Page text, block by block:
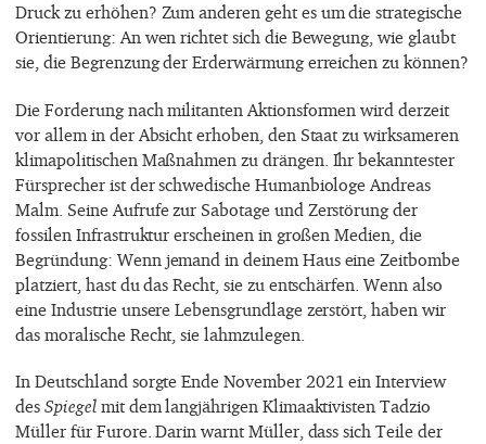
Druck zu erhöhen? Zum anderen geht es um die strategische
Orientierung: An wen richtet sich die Bewegung, wie glaubt
sie, die Begrenzung der Erderwärmung erreichen zu können?
Die Forderung nach militanten Aktionsformen wird derzeit
vor allem in der Absicht erhoben, den Staat zu wirksameren
klimapolitischen Maßnahmen zu drängen. Ihr bekanntester
Fürsprecher ist der schwedische Humanbiologe Andreas
Malm. Seine Aufrufe zur Sabotage und Zerstörung der
fossilen Infrastruktur erscheinen in großen Medien, die
Begründung: Wenn jemand in deinem Haus eine Zeitbombe
platziert, hast du das Recht, sie zu entschärfen. Wenn also
eine Industrie unsere Lebensgrundlage zerstört, haben wir
das moralische Recht, sie lahmzulegen.
In Deutschland sorgte Ende November 2021 ein Interview
desSpiegelmit dem langjährigen Klimaaktivisten Tadzio
Müller für Furore. Darin warnt Müller, dass sich Teile der